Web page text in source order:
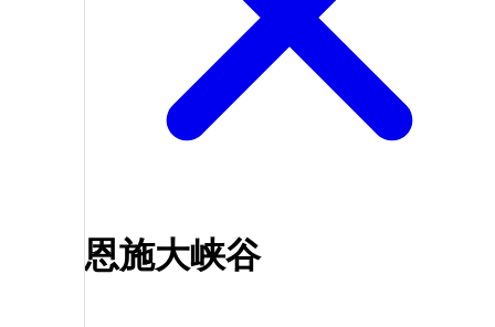
恩施大峡谷